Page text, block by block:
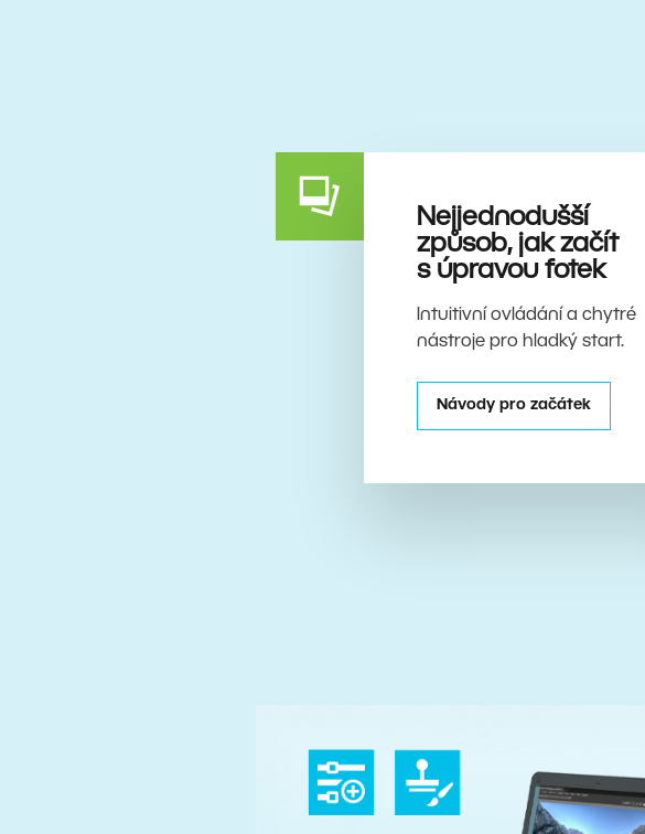
Nejjednodušší
způsob, jak začít
s úpravou fotek
Intuitivní ovládání a chytré
nástroje pro hladký start.
Návody pro začátek